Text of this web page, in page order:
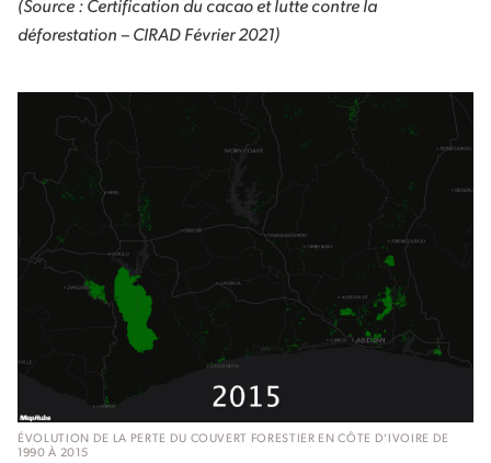
(Source : Certification du cacao et lutte contre la
déforestation – CIRAD Février 2021)
ÉVOLUTION DE LA PERTE DU COUVERT FORESTIER EN CÔTE D’IVOIRE DE
1990 À 2015